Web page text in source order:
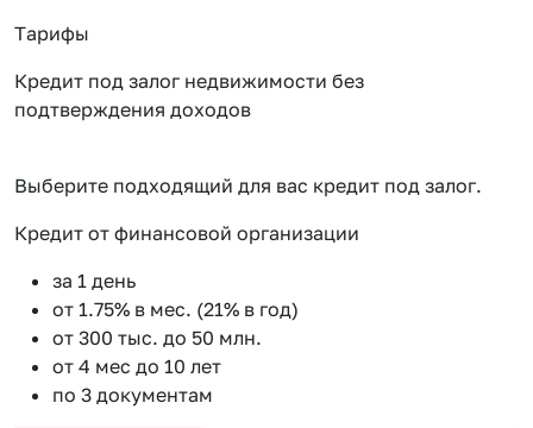
Тарифы
Кредит под залог недвижимости без
подтверждения доходов
Выберите подходящий для вас кредит под залог.
Кредит от финансовой организации
за 1 день
от 1.75% в мес. (21% в год)
от 300 тыс. до 50 млн.
от 4 мес до 10 лет
по 3 документам